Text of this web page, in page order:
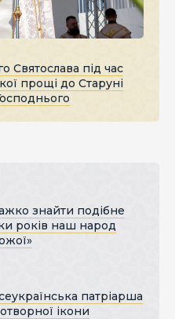
Святослава під час
прощі до Старуні
знайти подібне
років наш народ
патріарша
ікони